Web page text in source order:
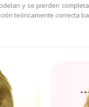
y se pierden
teóricamente correcta